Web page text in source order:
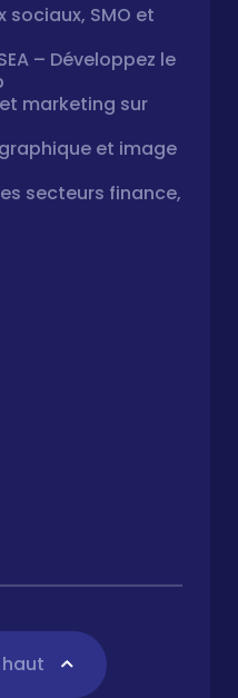
sociaux, SMO et
– Développez le
marketing sur
et image
secteurs finance,
haut